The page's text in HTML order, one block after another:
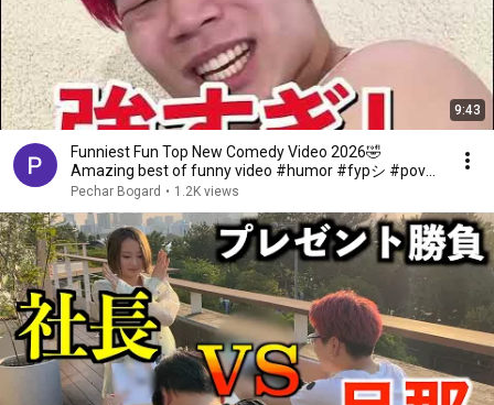
9:43
Funniest Fun Top New Comedy Video 2026🤣
Amazing best of funny video #humor #fypシ #pov
#fyp #foryou 😍😜
Pechar Bogard • 1.2K views